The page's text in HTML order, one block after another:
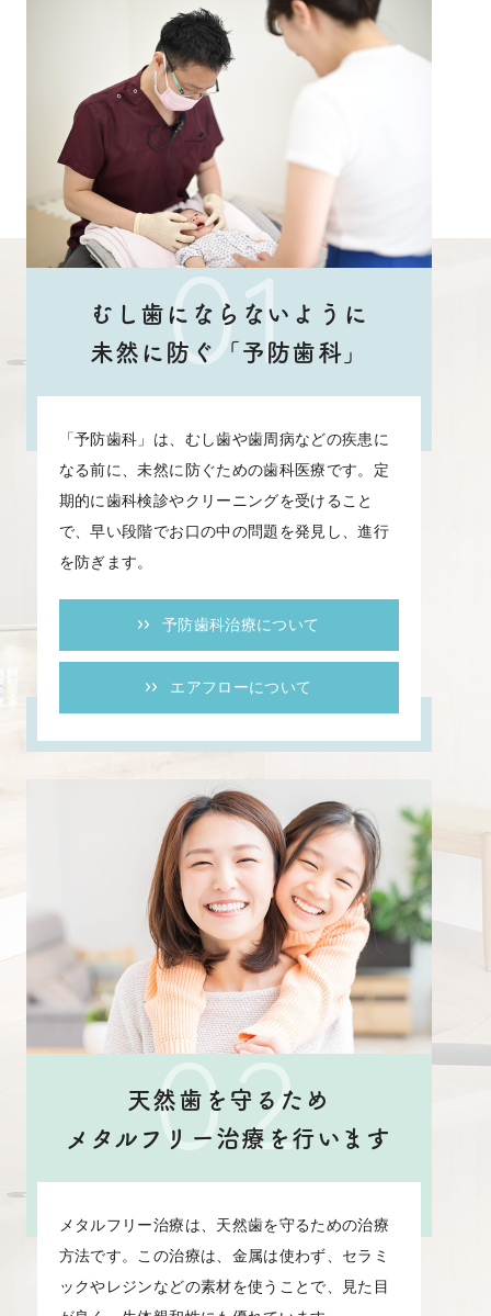
01
むし歯にならないように
未然に防ぐ「予防歯科」
「予防歯科」は、むし歯や歯周病などの疾患に
なる前に、未然に防ぐための歯科医療です。定
期的に歯科検診やクリーニングを受けること
で、早い段階でお口の中の問題を発見し、進行
を防ぎます。
予防歯科治療について
エアフローについて
02
天然歯を守るため
メタルフリー治療を行います
メタルフリー治療は、天然歯を守るための治療
方法です。この治療は、金属は使わず、セラミ
ックやレジンなどの素材を使うことで、見た目